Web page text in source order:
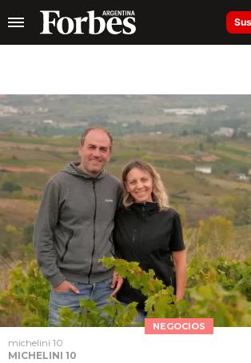
NEGOCIOS
michelini 10
MICHELINI 10